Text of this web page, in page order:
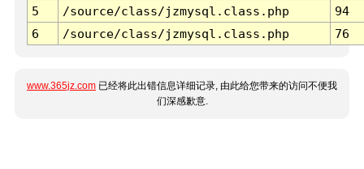
5
/source/class/jzmysql.class.php
94
6
/source/class/jzmysql.class.php 76
www.365jz.com 已经将此出错信息详细记录, 由此给您带来的访问不便我
们深感歉意.